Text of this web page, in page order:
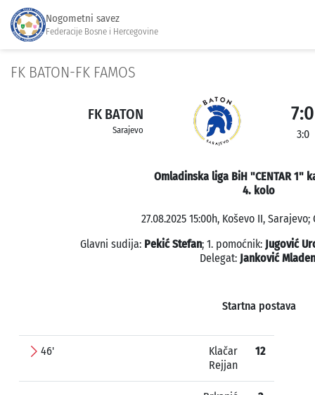
Nogometni savez
Federacije Bosne i Hercegovine
FK BATON-FK FAMOS
FK BATON
Sarajevo
7:0
3:0
Omladinska liga BiH "CENTAR 1"
4. kolo
27.08.2025 15:00h, Koševo II,
Glavni sudija: Pekić Stefan; 1. pomoćnik: Jugović
Delegat: Janković Mladen
Startna postava
46'
Klačar
Rejjan
12